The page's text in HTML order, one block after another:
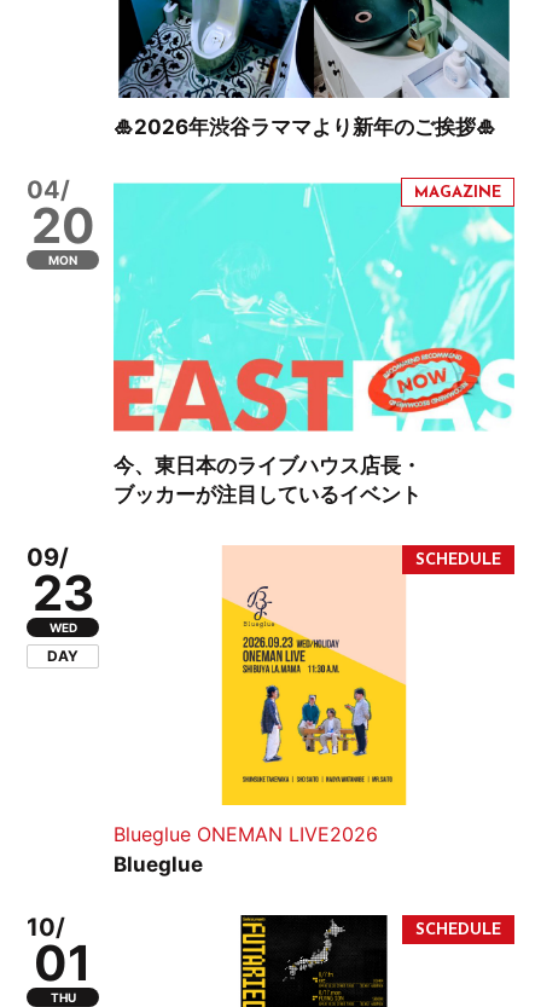
🎍2026年渋谷ラママより新年のご挨拶🎍
04/
20
MON
今、東日本のライブハウス店長・
ブッカーが注目しているイベント
09/
23
WED
DAY
Blueglue ONEMAN LIVE2026
Blueglue
10/
01
THU